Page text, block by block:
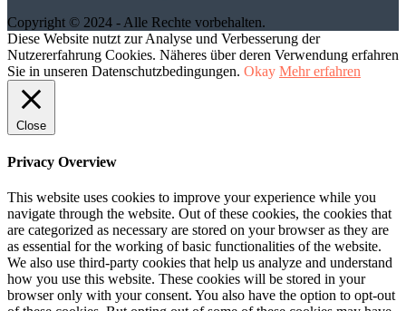
Copyright © 2024 - Alle Rechte vorbehalten.
Diese Website nutzt zur Analyse und Verbesserung der
Nutzererfahrung Cookies. Näheres über deren Verwendung erfahren
Sie in unseren Datenschutzbedingungen. Okay Mehr erfahren
Close
Privacy Overview
This website uses cookies to improve your experience while you
navigate through the website. Out of these cookies, the cookies that
are categorized as necessary are stored on your browser as they are
as essential for the working of basic functionalities of the website.
We also use third-party cookies that help us analyze and understand
how you use this website. These cookies will be stored in your
browser only with your consent. You also have the option to opt-out